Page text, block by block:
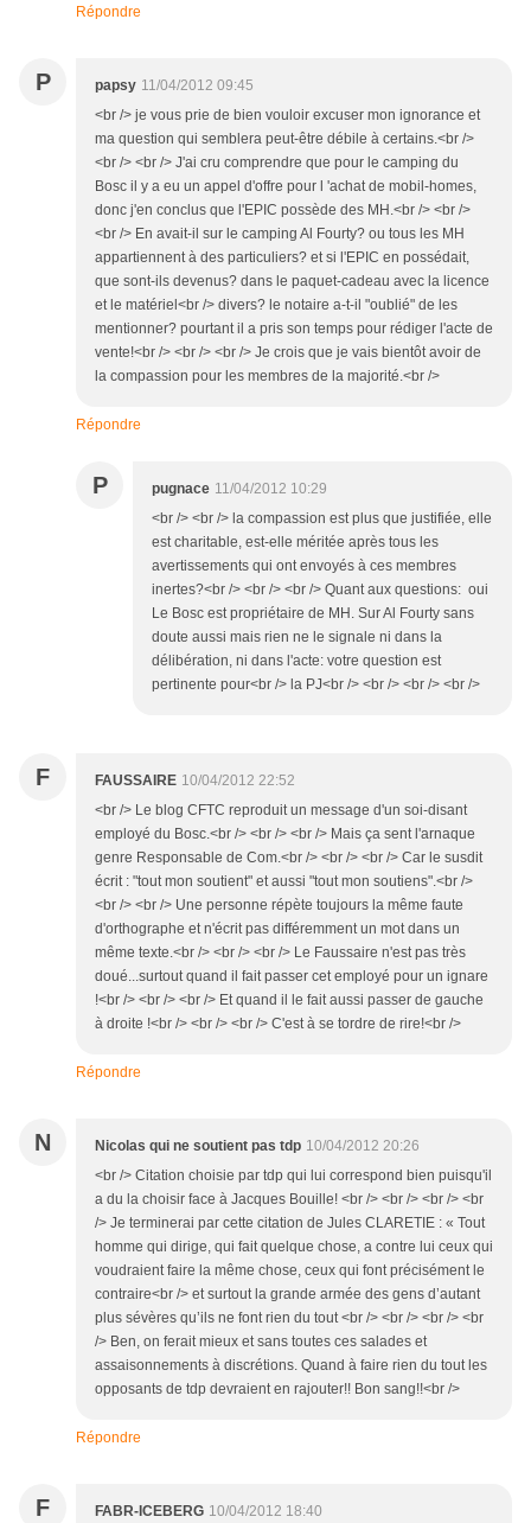
Répondre
P papsy 11/04/2012 09:45
<br /> je vous prie de bien vouloir excuser mon ignorance et
ma question qui semblera peut-être débile à certains.<br />
<br /> <br /> J'ai cru comprendre que pour le camping du
Bosc il y a eu un appel d'offre pour l 'achat de mobil-homes,
donc j'en conclus que l'EPIC possède des MH.<br /> <br />
<br /> En avait-il sur le camping Al Fourty? ou tous les MH
appartiennent à des particuliers? et si l'EPIC en possédait,
que sont-ils devenus? dans le paquet-cadeau avec la licence
et le matériel<br /> divers? le notaire a-t-il "oublié" de les
mentionner? pourtant il a pris son temps pour rédiger l'acte de
vente!<br /> <br /> <br /> Je crois que je vais bientôt avoir de
la compassion pour les membres de la majorité.<br />
Répondre
P pugnace 11/04/2012 10:29
<br /> <br /> la compassion est plus que justifiée, elle
est charitable, est-elle méritée après tous les
avertissements qui ont envoyés à ces membres
inertes?<br /> <br /> <br /> Quant aux questions: oui
Le Bosc est propriétaire de MH. Sur Al Fourty sans
doute aussi mais rien ne le signale ni dans la
délibération, ni dans l'acte: votre question est
pertinente pour<br /> la PJ<br /> <br /> <br /> <br />
F FAUSSAIRE 10/04/2012 22:52
<br /> Le blog CFTC reproduit un message d'un soi-disant
employé du Bosc.<br /> <br /> <br /> Mais ça sent l'arnaque
genre Responsable de Com.<br /> <br /> <br /> Car le susdit
écrit : "tout mon soutient" et aussi "tout mon soutiens".<br />
<br /> <br /> Une personne répète toujours la même faute
d'orthographe et n'écrit pas différemment un mot dans un
même texte.<br /> <br /> <br /> Le Faussaire n'est pas très
doué...surtout quand il fait passer cet employé pour un ignare
!<br /> <br /> <br /> Et quand il le fait aussi passer de gauche
à droite !<br /> <br /> <br /> C'est à se tordre de rire!<br />
Répondre
N Nicolas qui ne soutient pas tdp 10/04/2012 20:26
<br /> Citation choisie par tdp qui lui correspond bien puisqu'il
a du la choisir face à Jacques Bouille! <br /> <br /> <br /> <br
/> Je terminerai par cette citation de Jules CLARETIE : « Tout
homme qui dirige, qui fait quelque chose, a contre lui ceux qui
voudraient faire la même chose, ceux qui font précisément le
contraire<br /> et surtout la grande armée des gens d’autant
plus sévères qu’ils ne font rien du tout <br /> <br /> <br /> <br
/> Ben, on ferait mieux et sans toutes ces salades et
assaisonnements à discrétions. Quand à faire rien du tout les
opposants de tdp devraient en rajouter!! Bon sang!!<br />
Répondre
F FABR-ICEBERG 10/04/2012 18:40